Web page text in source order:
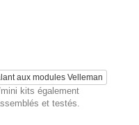
aux modules Velleman
kits également
et testés.